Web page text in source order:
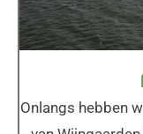
Onlangs hebben